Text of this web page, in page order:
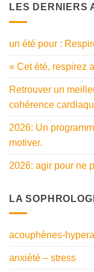
LES DERNIERS
un été pour :
« Cet été, respirez
Retrouver un
cohérence
2026: Un
motiver.
2026: agir pour ne
LA
acouphènes-
anxiété – stress